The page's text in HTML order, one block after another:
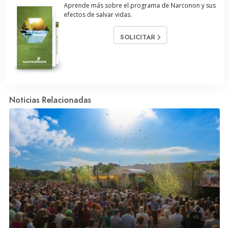
Aprende más sobre el programa de Narconon y sus
efectos de salvar vidas.
SOLICITAR
Noticias Relacionadas